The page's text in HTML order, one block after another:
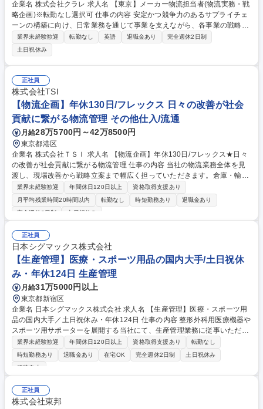
企業名 株式会社クラレ 求人名 【東京】メーカー物流担当者(物流実務・戦
略企画)※転勤なし選択可 仕事の内容 安定かつ競争力のあるサプライチェ
ーンの構築に向け、日常業務を通じて事業を支えながら、各事業の戦略や
全社的な物流課題を理解し、物流戦略のコーディネート・推進を担ってい
ただきます。 【具体的には】全体の70～80%が物流業務、20～30%が購
買業務です。 ■国内物流および輸出に関する実務対応■顧客ニーズに応じ
たサプライチェーンの構築と改善提案■全社的な課題を捉えた物流戦略の
立案・実行■物流会社の選定・条件交渉を通じた協業体制の構築■BCP策定
と運用■安全・品質・環境配慮への対応 ■製品梱包資材の購買業務 ★キャ
リア入社者が過半数を占めており、多様な業界出身者が集まるオープンな
職場環境 募集職種 【東京】メーカー物流担当者(物流実務・戦略企画)※転
勤なし選択可
業界未経験歓迎 転勤なし 英語 退職金あり
完全週休2日制
土日祝休み
正社員
株式会社TSI
【物流企画】年休130日/フレックス 日々の改善が社会
貢献に繋がる物流管理 その他仕入/流通
月給28万5700円～42万8500円
東京都港区
企業名 株式会社ＴＳＩ 求人名 【物流企画】年休130日/フレックス★日々
の改善が社会貢献に繋がる物流管理 仕事の内容 当社の物流業務全体を見
渡し、現場改善から戦略立案まで幅広く担っていただきます。倉庫・輸配
送・在庫管理の最適化を進めるため、データ分析で課題を見つけ出し、改
善策を実行に移すことがミッションです。 ・アパレル事業会社の物流管理
全般 ・在庫管理、入出庫・輸配送業務の分析及び改善 ・データ分析に基
・物流システムの構築/改善/設計/導入 ・海外物流（保税園区を活用した物
流荷役）管理 募集職種 【物流企画】年休130日/フレックス★日々の改善
が社会貢献に繋がる物流管理
業界未経験歓迎 年間休日120日以上
資格取得支援あり
月平均残業時間20時間以内
転勤なし 時短勤務あり
退職金あり
完全週休2日制
土日祝休み
正社員
日本シグマックス株式会社
【生産管理】医療・スポーツ用品の国内大手/土日祝休
み・年休124日 生産管理
月給31万5000円以上
東京都新宿区
企業名 日本シグマックス株式会社 求人名 【生産管理】医療・スポーツ用
品の国内大手／土日祝休み・年休124日 仕事の内容 整形外科用医療機器や
スポーツ用サポーターを展開する当社にて、生産管理業務に従事いただき
ます。製品の品質確保や効率的な生産体制の構築～製品供給の安定化まで
を幅広く担当。 ■外注生産先の生産・品質・資産管理 ■製品の安全性確保
と品質管理体制の構築 ■原価計算およびコストコントロール全般 ■効率的
支える製品の「司令塔」として、モノづくりの根幹に深く携われます。裁
量を持って生産現場の改善を主導できる環境です。 募集職種 【生産管
理】医療・スポーツ用品の国内大手／土日祝休み・年休124日
業界未経験歓迎 年間休日120日以上 資格取得支援あり
転勤なし
時短勤務あり
退職金あり 在宅OK 完全週休2日制
土日祝休み
服装自由
正社員
株式会社東邦